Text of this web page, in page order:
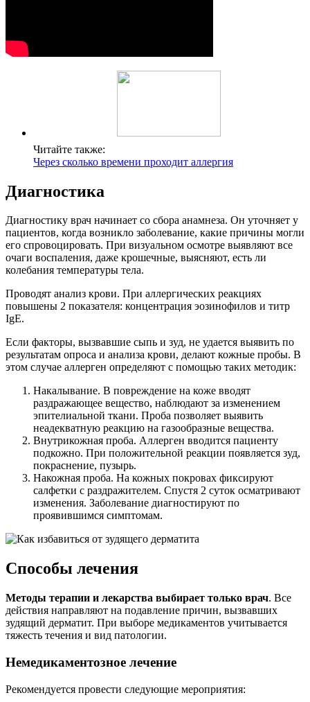
Читайте также:
Через сколько времени проходит аллергия
Диагностика
Диагностику врач начинает со сбора анамнеза. Он уточняет у
пациентов, когда возникло заболевание, какие причины могли
его спровоцировать. При визуальном осмотре выявляют все
очаги воспаления, даже крошечные, выясняют, есть ли
колебания температуры тела.
Проводят анализ крови. При аллергических реакциях
повышены 2 показателя: концентрация эозинофилов и титр
IgE.
Если факторы, вызвавшие сыпь и зуд, не удается выявить по
результатам опроса и анализа крови, делают кожные пробы. В
этом случае аллерген определяют с помощью таких методик:
Накалывание. В повреждение на коже вводят
раздражающее вещество, наблюдают за изменением
эпителиальной ткани. Проба позволяет выявить
неадекватную реакцию на газообразные вещества.
Внутрикожная проба. Аллерген вводится пациенту
подкожно. При положительной реакции появляется зуд,
покраснение, пузырь.
Накожная проба. На кожных покровах фиксируют
салфетки с раздражителем. Спустя 2 суток осматривают
изменения. Заболевание диагностируют по
проявившимся симптомам.
Способы лечения
Методы терапии и лекарства выбирает только врач. Все
действия направляют на подавление причин, вызвавших
зудящий дерматит. При выборе медикаментов учитывается
тяжесть течения и вид патологии.
Немедикаментозное лечение
Рекомендуется провести следующие мероприятия: